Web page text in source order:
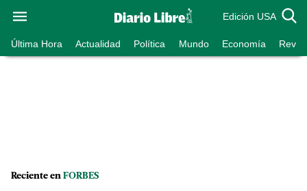
Edición USA
Última Hora Actualidad Política Mundo Economía
Reciente en FORBES